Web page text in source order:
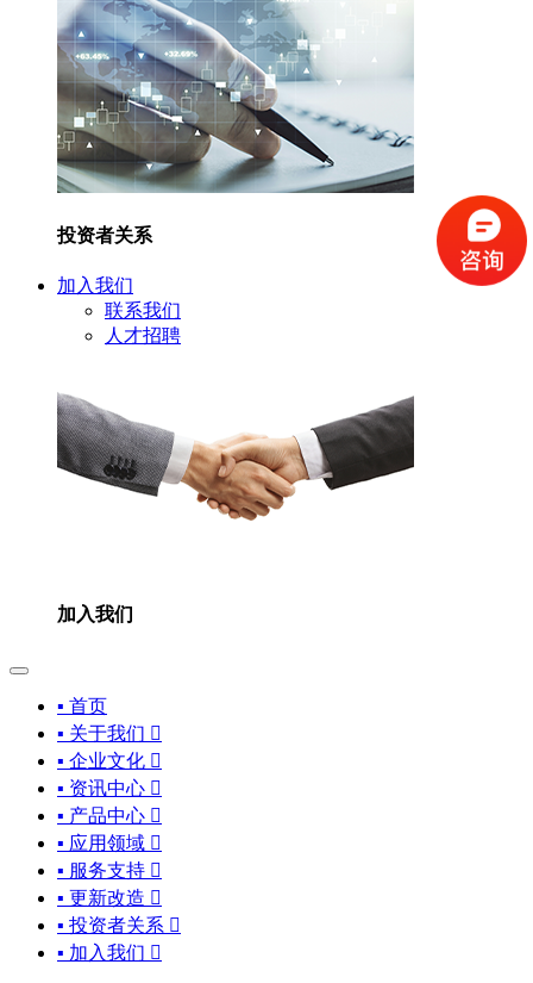
投资者关系
加入我们
联系我们
人才招聘
加入我们
▪ 首页
▪ 关于我们 
▪ 企业文化 
▪ 资讯中心 
▪ 产品中心 
▪ 应用领域 
▪ 服务支持 
▪ 更新改造 
▪ 投资者关系 
▪ 加入我们 